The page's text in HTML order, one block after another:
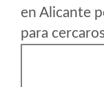
en Alicante
para